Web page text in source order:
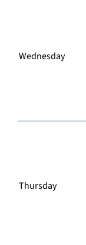
Wednesday
Thursday